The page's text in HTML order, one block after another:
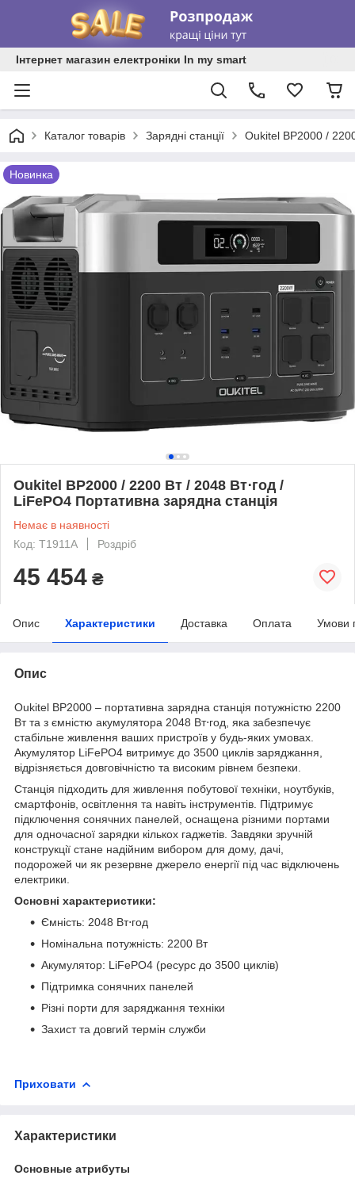
Інтернет магазин електроніки In my smart
Каталог товарів Зарядні станції Oukitel BP2000 /
Новинка
Oukitel BP2000 / 2200 Вт / 2048 Вт⋅год /
LiFePO4 Портативна зарядна станція
Немає в наявності
Код: T1911A
Роздріб
45 454 ₴
Опис Характеристики Доставка Оплата Умови
Опис
Oukitel BP2000 – портативна зарядна станція потужністю 2200
Вт та з ємністю акумулятора 2048 Вт⋅год, яка забезпечує
стабільне живлення ваших пристроїв у будь-яких умовах.
Акумулятор LiFePO4 витримує до 3500 циклів заряджання,
відрізняється довговічністю та високим рівнем безпеки.
Станція підходить для живлення побутової техніки, ноутбуків,
смартфонів, освітлення та навіть інструментів. Підтримує
підключення сонячних панелей, оснащена різними портами
для одночасної зарядки кількох гаджетів. Завдяки зручній
конструкції стане надійним вибором для дому, дачі,
подорожей чи як резервне джерело енергії під час відключень
електрики.
Основні характеристики:
Ємність: 2048 Вт⋅год
Номінальна потужність: 2200 Вт
Акумулятор: LiFePO4 (ресурс до 3500 циклів)
Підтримка сонячних панелей
Різні порти для заряджання техніки
Захист та довгий термін служби
Приховати
Характеристики
Основные атрибуты